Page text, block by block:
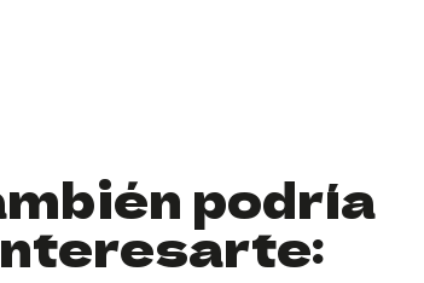
podría